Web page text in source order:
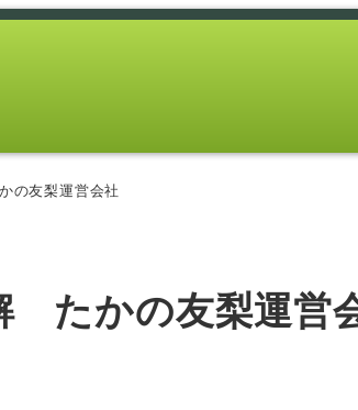
の友梨運営会社
たかの友梨運営